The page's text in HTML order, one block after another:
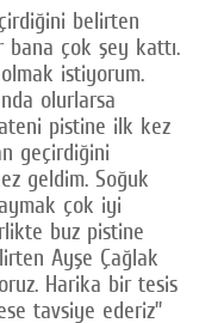
belirten
bana çok şey kattı.
istiyorum.
olurlarsa
pistine ilk kez
geçirdiğini
geldim. Soğuk
çok iyi
buz pistine
Ayşe Çağlak
Harika bir tesis
tavsiye ederiz”